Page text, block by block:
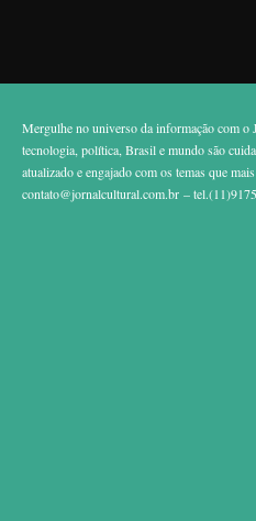
Mergulhe no universo da informação com o
tecnologia, política, Brasil e mundo são
atualizado e engajado com os temas que
contato@jornalcultural.com.br –